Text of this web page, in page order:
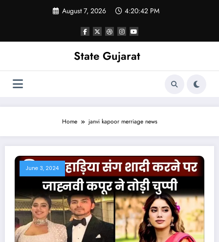
August 7, 2026 4:20:42 PM
State Gujarat
Home janvi kapoor merriage news
June 3, 2024